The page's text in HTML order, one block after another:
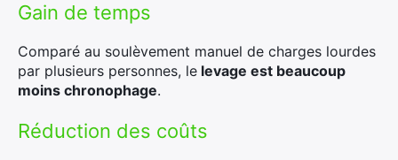
Gain de temps
Comparé au soulèvement manuel de charges lourdes
par plusieurs personnes, le levage est beaucoup
moins chronophage.
Réduction des coûts